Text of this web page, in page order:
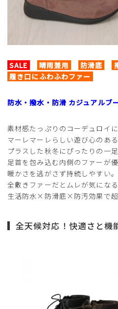
SALE 晴雨兼用 防滑底
履き口にふわふわファー
防水・撥水・防滑 カジュアルブ
素材感たっぷりのコーデュロイに
マーレマーレらしい遊び心のあ
プラスした秋冬にぴったりの一足
足首を包み込む内側のファーが
暖かさを逃がさず持続しやすい。
全敷きファーだとムレが気にな
生活防水×防滑底×防汚効果で
全天候対応！快適さと機